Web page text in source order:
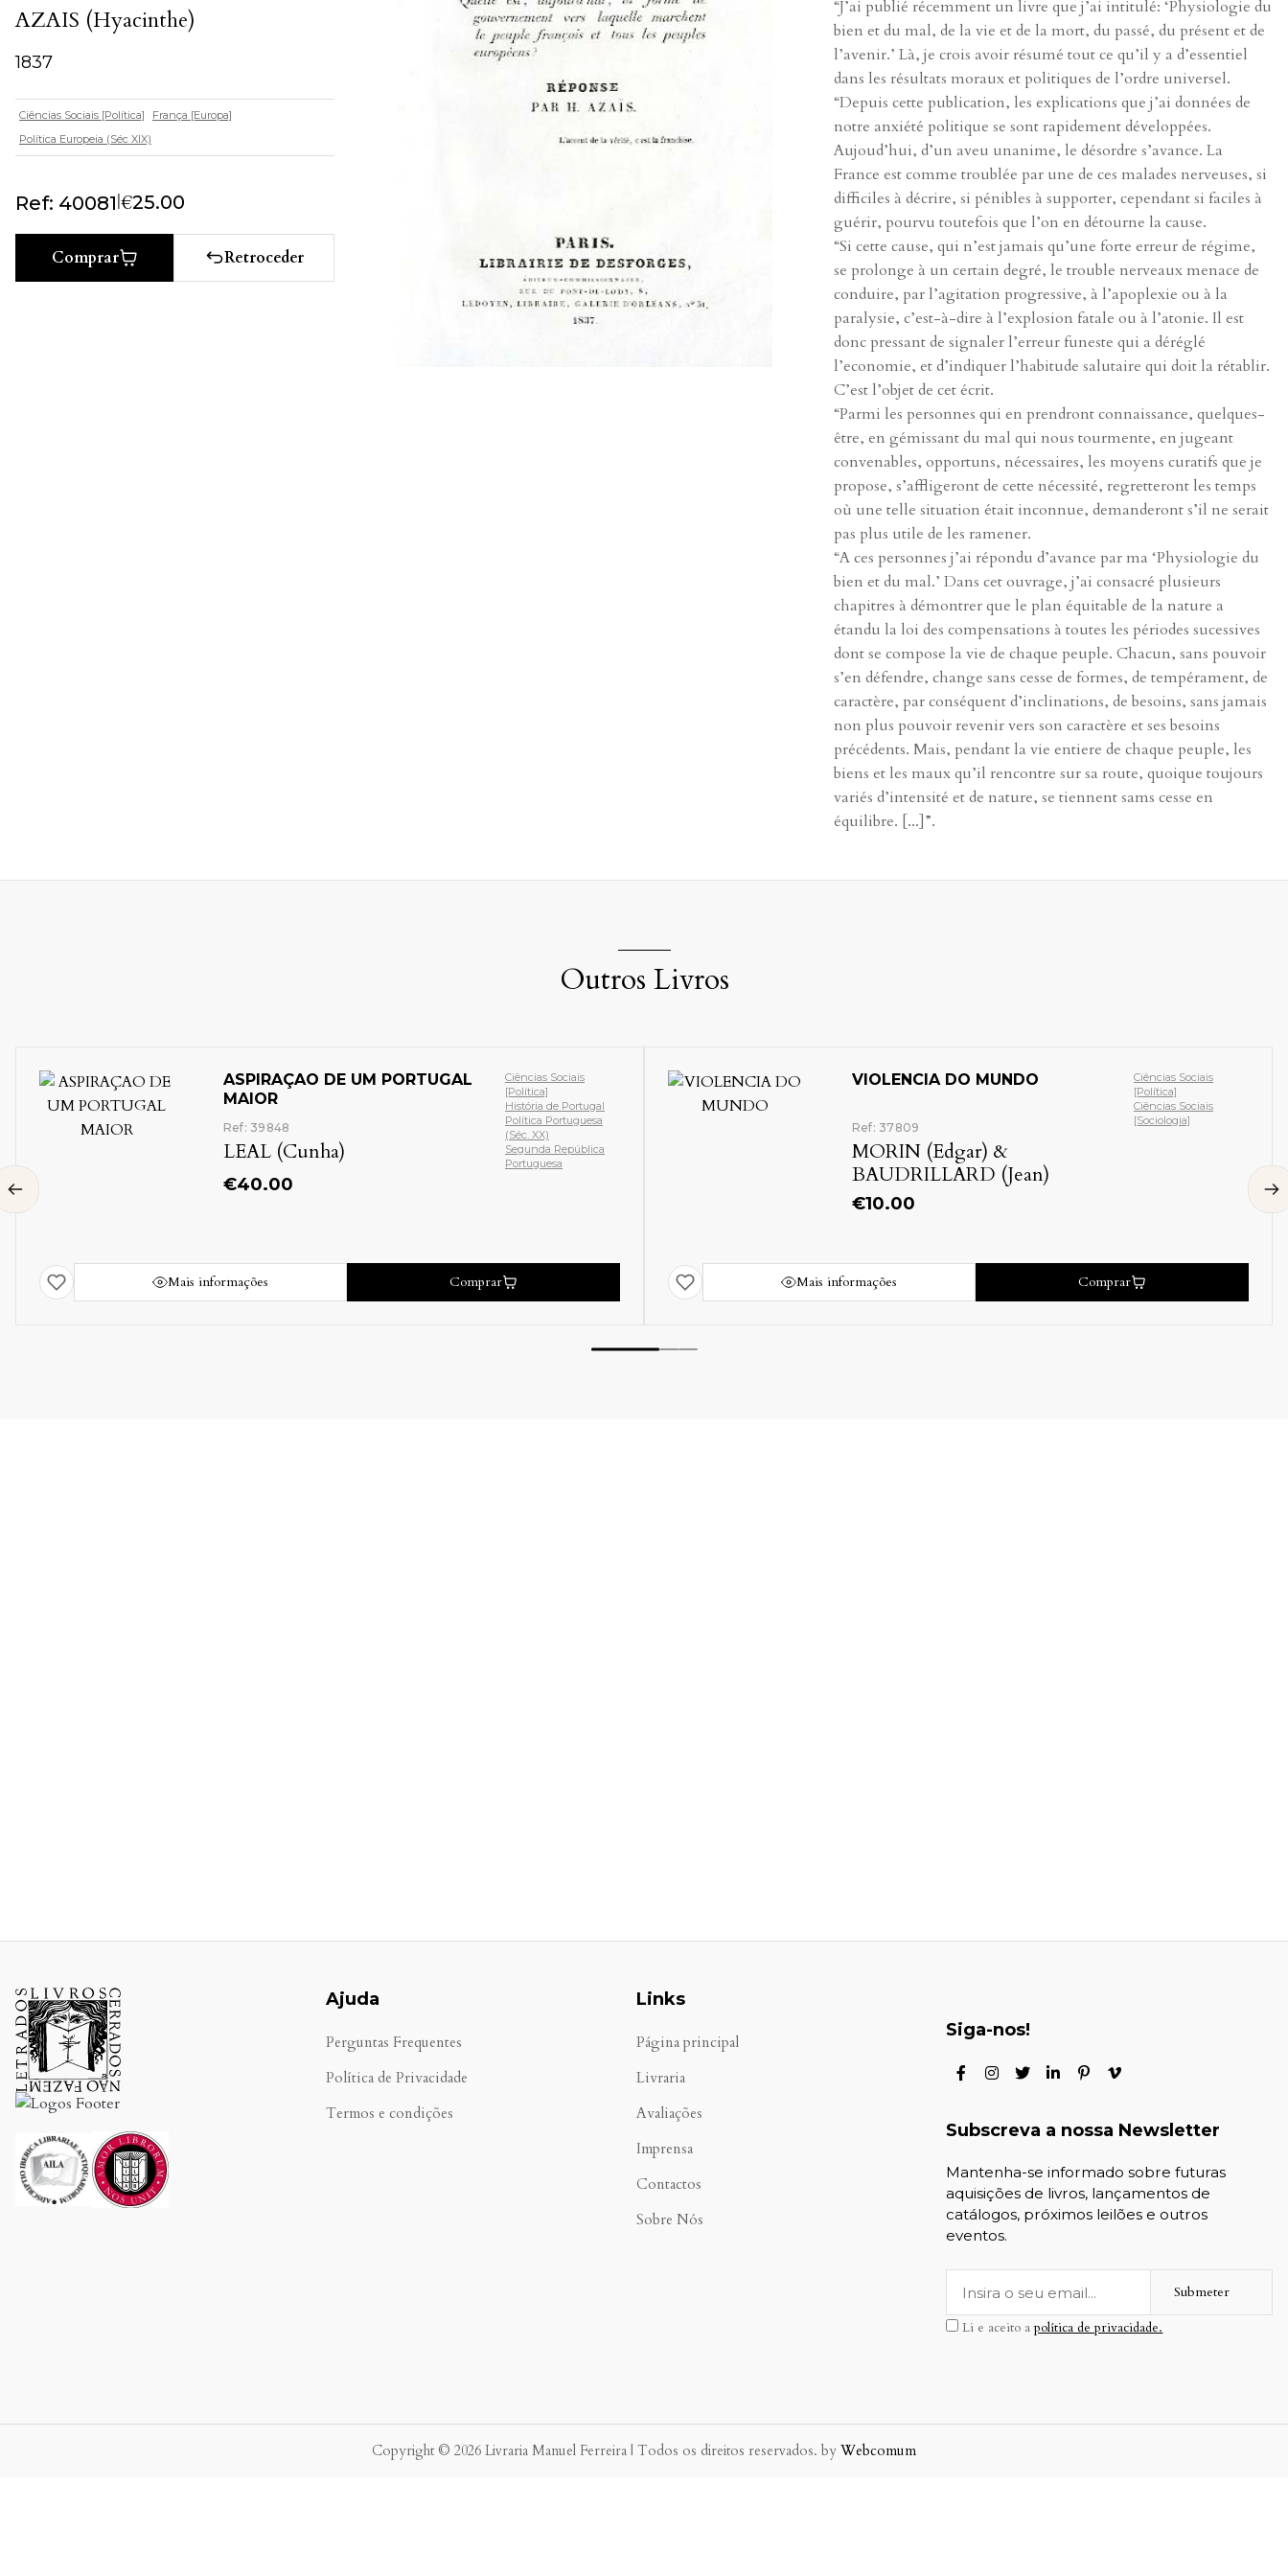
AZAIS (Hyacinthe)
1837
Ciências Sociais [Política]
França [Europa]
Política Europeia (Séc XIX)
Ref: 40081|€25.00
Comprar Retroceder
“J’ai publié récemment un livre que j’ai intitulé: ‘Physiologie du
bien et du mal, de la vie et de la mort, du passé, du présent et de
l’avenir.’ Là, je crois avoir résumé tout ce qu’il y a d’essentiel
dans les résultats moraux et politiques de l’ordre universel.
“Depuis cette publication, les explications que j’ai données de
notre anxiété politique se sont rapidement développées.
Aujoud’hui, d’un aveu unanime, le désordre s’avance. La
France est comme troublée par une de ces malades nerveuses, si
difficiles à décrire, si pénibles à supporter, cependant si faciles à
guérir, pourvu toutefois que l’on en détourne la cause.
“Si cette cause, qui n’est jamais qu’une forte erreur de régime,
se prolonge à un certain degré, le trouble nerveaux menace de
conduire, par l’agitation progressive, à l’apoplexie ou à la
paralysie, c’est-à-dire à l’explosion fatale ou à l’atonie. Il est
donc pressant de signaler l’erreur funeste qui a déréglé
l’economie, et d’indiquer l’habitude salutaire qui doit la rétablir.
C’est l’objet de cet écrit.
“Parmi les personnes qui en prendront connaissance, quelques-
être, en gémissant du mal qui nous tourmente, en jugeant
convenables, opportuns, nécessaires, les moyens curatifs que je
propose, s’affligeront de cette nécessité, regretteront les temps
où une telle situation était inconnue, demanderont s’il ne serait
pas plus utile de les ramener.
“A ces personnes j’ai répondu d’avance par ma ‘Physiologie du
bien et du mal.’ Dans cet ouvrage, j’ai consacré plusieurs
chapitres à démontrer que le plan équitable de la nature a
étandu la loi des compensations à toutes les périodes sucessives
dont se compose la vie de chaque peuple. Chacun, sans pouvoir
s’en défendre, change sans cesse de formes, de tempérament, de
caractère, par conséquent d’inclinations, de besoins, sans jamais
non plus pouvoir revenir vers son caractère et ses besoins
précédents. Mais, pendant la vie entiere de chaque peuple, les
biens et les maux qu’il rencontre sur sa route, quoique toujours
variés d’intensité et de nature, se tiennent sams cesse en
équilibre. [...]”.
Outros Livros
ASPIRAÇAO DE UM PORTUGAL
MAIOR
Ref: 39848
LEAL (Cunha)
€40.00
Ciências Sociais
[Política]
História de Portugal
Política Portuguesa
(Séc. XX)
Segunda República
Portuguesa
Mais informações Comprar
VIOLENCIA DO MUNDO
Ref: 37809
MORIN (Edgar) &
BAUDRILLARD (Jean)
€10.00
Ciências Sociais
[Política]
Ciências Sociais
[Sociologia]
Mais informações Comprar
Ajuda
Perguntas Frequentes
Política de Privacidade
Termos e condições
Links
Página principal
Livraria
Avaliações
Imprensa
Contactos
Sobre Nós
Siga-nos!
Subscreva a nossa Newsletter
Mantenha-se informado sobre futuras
aquisições de livros, lançamentos de
catálogos, próximos leilões e outros
eventos.
Submeter
Li e aceito apolítica de privacidade.
Copyright © 2026 Livraria Manuel Ferreira | Todos os direitos reservados. by Webcomum